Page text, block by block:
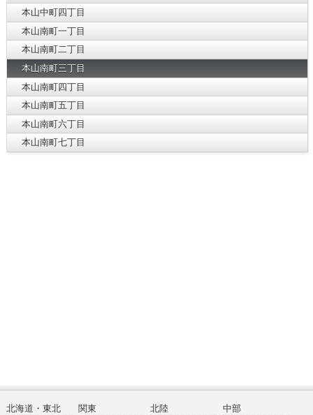
本山中町四丁目
本山南町一丁目
本山南町二丁目
本山南町三丁目
本山南町四丁目
本山南町五丁目
本山南町六丁目
本山南町七丁目
北海道・東北
関東
北陸
中部